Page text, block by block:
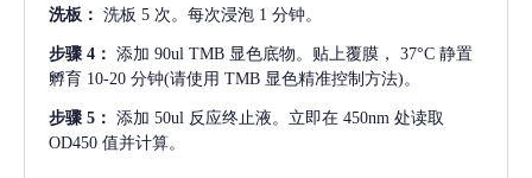
洗板： 洗板 5 次。每次浸泡 1 分钟。
步骤 4： 添加 90ul TMB 显色底物。贴上覆膜， 37°C 静置
孵育 10-20 分钟(请使用 TMB 显色精准控制方法)。
步骤 5： 添加 50ul 反应终止液。立即在 450nm 处读取
OD450 值并计算。